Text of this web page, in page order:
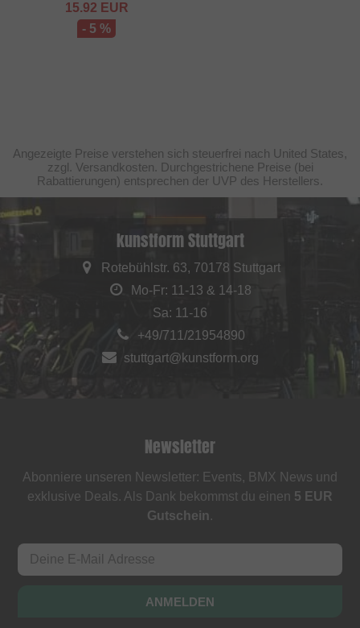
15.92 EUR
- 5 %
Angezeigte Preise verstehen sich steuerfrei nach United States,
zzgl. Versandkosten. Durchgestrichene Preise (bei
Rabattierungen) entsprechen der UVP des Herstellers.
kunstform Stuttgart
Rotebühlstr. 63, 70178 Stuttgart
Mo-Fr: 11-13 & 14-18
Sa: 11-16
+49/711/21954890
stuttgart@kunstform.org
Newsletter
Abonniere unseren Newsletter: Events, BMX News und
exklusive Deals. Als Dank bekommst du einen 5 EUR
Gutschein.
ANMELDEN